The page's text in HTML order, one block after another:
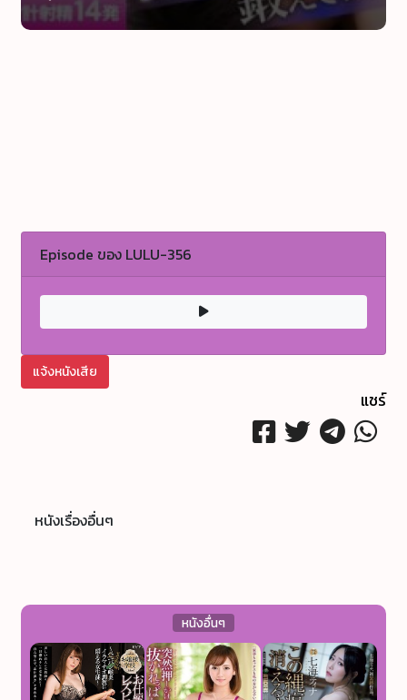
Episode ของ LULU-356
แจ้งหนังเสีย
แชร์
หนังเรื่องอื่นๆ
หนังอื่นๆ